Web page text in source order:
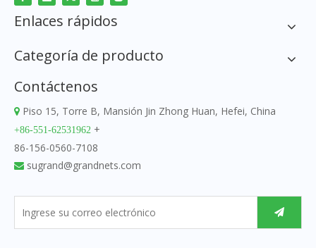
Enlaces rápidos
Categoría de producto
Contáctenos
 Piso 15, Torre B, Mansión Jin Zhong Huan, Hefei, China
+86-551-62531962 +
86-156-0560-7108
 sugrand@grandnets.com